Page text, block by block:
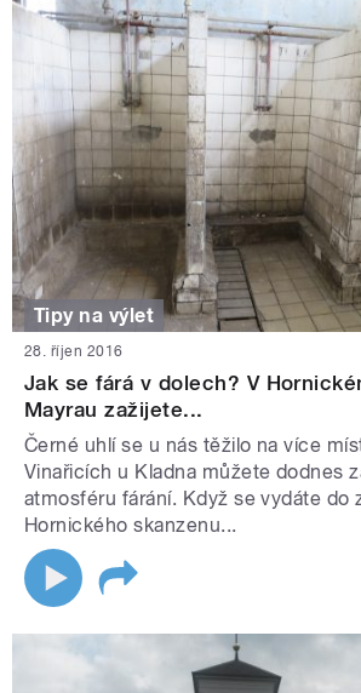
Tipy na výlet
28. říjen 2016
Jak se fárá v dolech? V
Mayrau zažijete...
Černé uhlí se u nás těžilo na více
Vinařicích u Kladna můžete dodnes
atmosféru fárání. Když se vydáte do
Hornického skanzenu...